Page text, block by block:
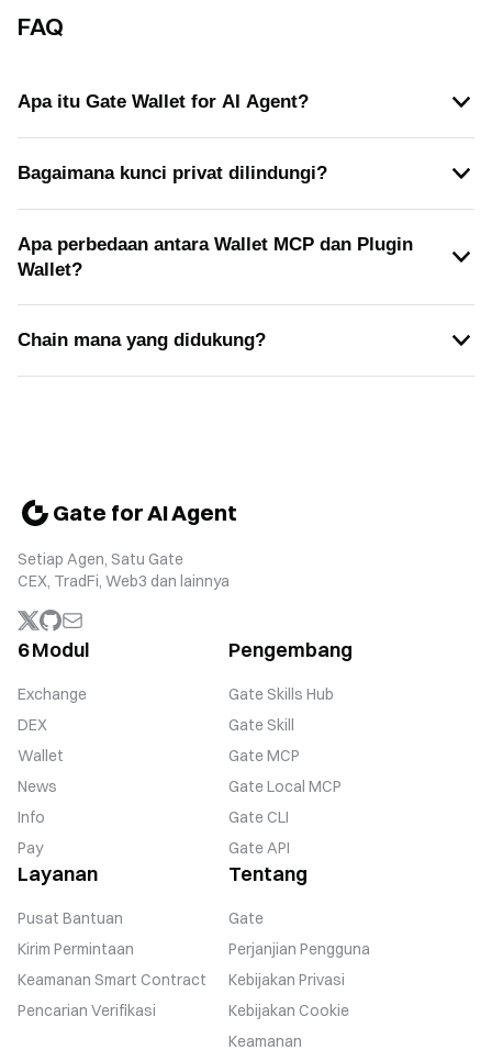
FAQ
Apa itu Gate Wallet for AI Agent?
Bagaimana kunci privat dilindungi?
Apa perbedaan antara Wallet MCP dan Plugin
Wallet?
Chain mana yang didukung?
Gate for AI Agent
Setiap Agen, Satu Gate
CEX, TradFi, Web3 dan lainnya
6 Modul
Exchange
DEX
Wallet
News
Info
Pay
Pengembang
Gate Skills Hub
Gate Skill
Gate MCP
Gate Local MCP
Gate CLI
Gate API
Layanan
Pusat Bantuan
Kirim Permintaan
Keamanan Smart Contract
Pencarian Verifikasi
Tentang
Gate
Perjanjian Pengguna
Kebijakan Privasi
Kebijakan Cookie
Keamanan